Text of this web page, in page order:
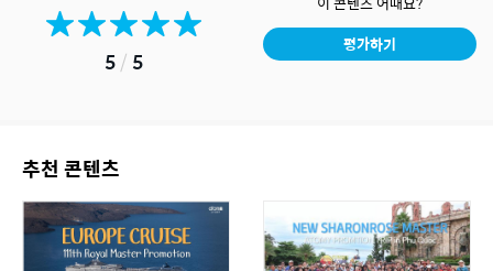
5/ 5
평가하기
추천 콘텐츠